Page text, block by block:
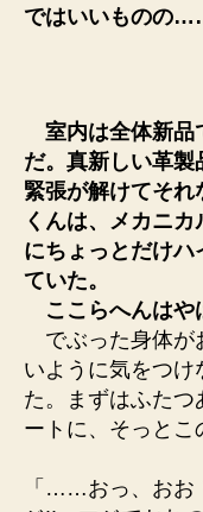
ではいいものの
室内は全体新品
だ。真新しい革
緊張が解けてそれ
くんは、メカニ
にちょっとだけ
ていた。
ここらへんはや
でぶった身体が
いように気をつ
た。まずはふたつ
ートに、そっと
「……おっ、おお